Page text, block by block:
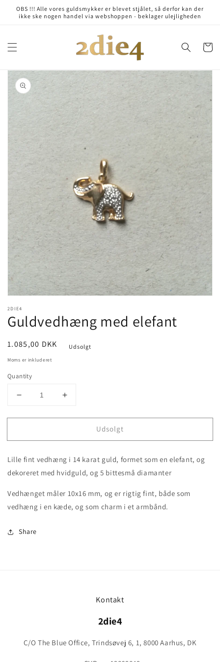
Skip to
content
OBS !!! Alle vores guldsmykker er blevet stjålet, så derfor kan der
ikke ske nogen handel via webshoppen - beklager ulejligheden
Cart
Skip to
product
information
Open
media
1
in
gallery
view
2DIE4
Guldvedhæng med elefant
Pris
1.085,00 DKK Udsolgt
Moms er inkluderet
Quantity
Decrease
for
med
Increase
for
Guldvedhæng
med
Udsolgt
Lille fint vedhæng i 14 karat guld, formet som en elefant, og
dekoreret med hvidguld, og 5 bittesmå diamanter
Vedhænget måler 10x16 mm, og er rigtig fint, både som
vedhæng i en kæde, og som charm i et armbånd.
Share
Kontakt
2die4
C/O The Blue Office, Trindsøvej 6, 1, 8000 Aarhus, DK